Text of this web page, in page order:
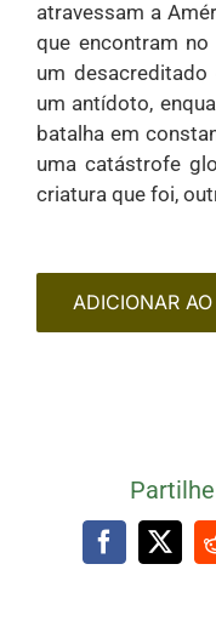
atravessam a
que encontram no
um
um antídoto,
batalha em
uma catástrofe
criatura que foi,
ADICIONAR
Facebook
X